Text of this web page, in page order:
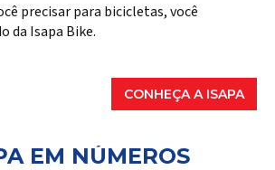
precisar para bicicletas, você
da Isapa Bike.
CONHEÇA A ISAPA
EM NÚMEROS